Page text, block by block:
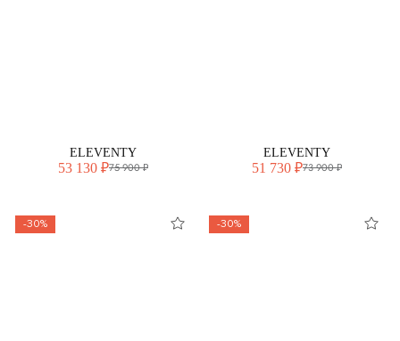
ELEVENTY
53 130 ₽75 900 ₽
ELEVENTY
51 730 ₽73 900 ₽
-30% -30%